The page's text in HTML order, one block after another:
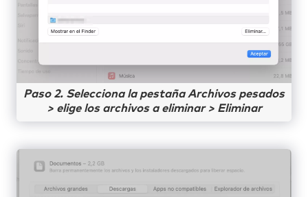
Paso 2. Selecciona la pestaña Archivos pesados
> elige los archivos a eliminar > Eliminar